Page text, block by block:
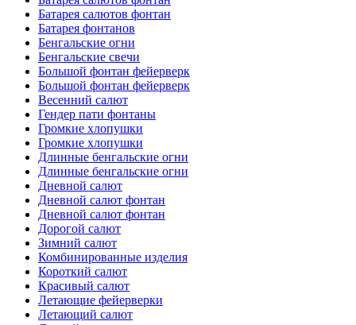
Батарея салютов фонтан
Батарея фонтанов
Бенгальские огни
Бенгальские свечи
Большой фонтан фейерверк
Большой фонтан фейерверк
Весенний салют
Гендер пати фонтаны
Громкие хлопушки
Громкие хлопушки
Длинные бенгальские огни
Длинные бенгальские огни
Дневной салют
Дневной салют фонтан
Дневной салют фонтан
Дорогой салют
Зимний салют
Комбинированные изделия
Короткий салют
Красивый салют
Летающие фейерверки
Летающий салют